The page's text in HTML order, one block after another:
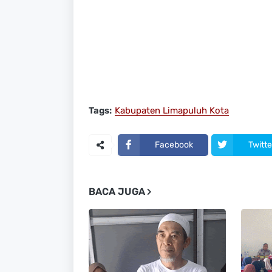
Tags: Kabupaten Limapuluh Kota
Facebook
BACA JUGA